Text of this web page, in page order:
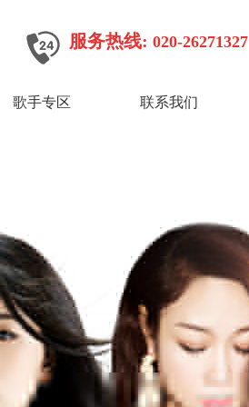
服务热线: 020-26271327
歌手专区 联系我们